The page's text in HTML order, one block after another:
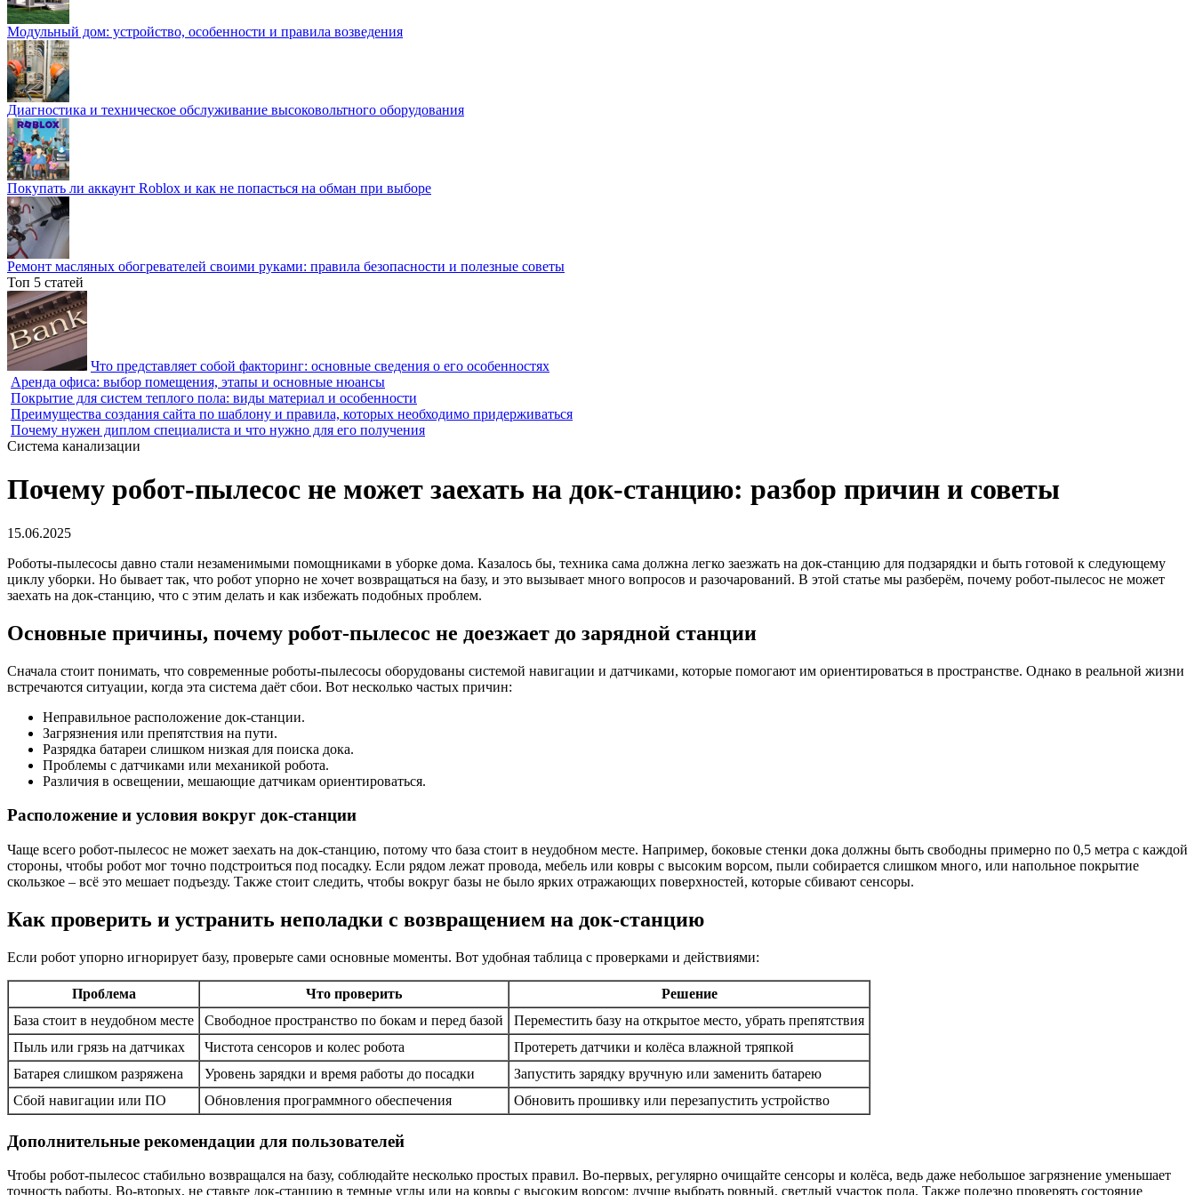
Модульный дом: устройство, особенности и правила возведения
Диагностика и техническое обслуживание высоковольтного оборудования
Покупать ли аккаунт Roblox и как не попасться на обман при выборе
Ремонт масляных обогревателей своими руками: правила безопасности и полезные советы
Топ 5 статей
Что представляет собой факторинг: основные сведения о его особенностях
Аренда офиса: выбор помещения, этапы и основные нюансы
Покрытие для систем теплого пола: виды материал и особенности
Преимущества создания сайта по шаблону и правила, которых необходимо придерживаться
Почему нужен диплом специалиста и что нужно для его получения
Система канализации
Почему робот-пылесос не может заехать на док-станцию: разбор причин и советы
15.06.2025
Роботы-пылесосы давно стали незаменимыми помощниками в уборке дома. Казалось бы, техника сама должна легко заезжать на док-станцию для подзарядки и быть готовой к следующему
циклу уборки. Но бывает так, что робот упорно не хочет возвращаться на базу, и это вызывает много вопросов и разочарований. В этой статье мы разберём, почему робот-пылесос не может
заехать на док-станцию, что с этим делать и как избежать подобных проблем.
Основные причины, почему робот-пылесос не доезжает до зарядной станции
Сначала стоит понимать, что современные роботы-пылесосы оборудованы системой навигации и датчиками, которые помогают им ориентироваться в пространстве. Однако в реальной жизни
встречаются ситуации, когда эта система даёт сбои. Вот несколько частых причин:
Неправильное расположение док-станции.
Загрязнения или препятствия на пути.
Разрядка батареи слишком низкая для поиска дока.
Проблемы с датчиками или механикой робота.
Различия в освещении, мешающие датчикам ориентироваться.
Расположение и условия вокруг док-станции
Чаще всего робот-пылесос не может заехать на док-станцию, потому что база стоит в неудобном месте. Например, боковые стенки дока должны быть свободны примерно по 0,5 метра с каждой
стороны, чтобы робот мог точно подстроиться под посадку. Если рядом лежат провода, мебель или ковры с высоким ворсом, пыли собирается слишком много, или напольное покрытие
скользкое – всё это мешает подъезду. Также стоит следить, чтобы вокруг базы не было ярких отражающих поверхностей, которые сбивают сенсоры.
Как проверить и устранить неполадки с возвращением на док-станцию
Если робот упорно игнорирует базу, проверьте сами основные моменты. Вот удобная таблица с проверками и действиями:
Проблема Что проверить
Решение
База стоит в неудобном месте
Свободное пространство по бокам и перед базой
Переместить базу на открытое место, убрать препятствия
Пыль или грязь на датчиках
Чистота сенсоров и колес робота
Протереть датчики и колёса влажной тряпкой
Батарея слишком разряжена
Уровень зарядки и время работы до посадки
Запустить зарядку вручную или заменить батарею
Сбой навигации или ПО
Обновления программного обеспечения Обновить прошивку или перезапустить устройство
Дополнительные рекомендации для пользователей
Чтобы робот-пылесос стабильно возвращался на базу, соблюдайте несколько простых правил. Во-первых, регулярно очищайте сенсоры и колёса, ведь даже небольшое загрязнение уменьшает
точность работы. Во-вторых, не ставьте док-станцию в темные углы или на ковры с высоким ворсом: лучше выбрать ровный, светлый участок пола. Также полезно проверять состояние